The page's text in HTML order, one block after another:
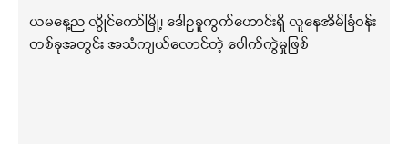
ယမနေ့ည လွိုင်ကော်မြို့၊ ဒေါဥခူကွက်ဟောင်းရှိ လူနေအိမ်ခြံဝန်း
တစ်ခုအတွင်း အသံကျယ်လောင်တဲ့ ပေါက်ကွဲမှုဖြစ်